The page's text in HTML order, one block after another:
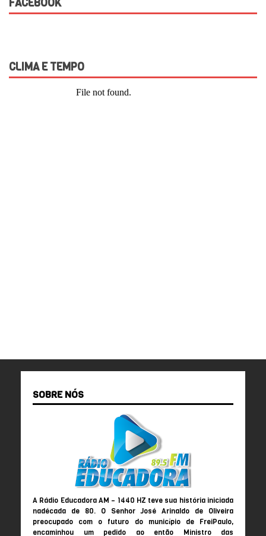
FACEBOOK
CLIMA E TEMPO
SOBRE NÓS
A Rádio Educadora AM – 1440 HZ teve sua história iniciada
nadécada de 80. O Senhor José Arinaldo de Oliveira
preocupado com o futuro do município de FreiPaulo,
encaminhou um pedido ao então Ministro das